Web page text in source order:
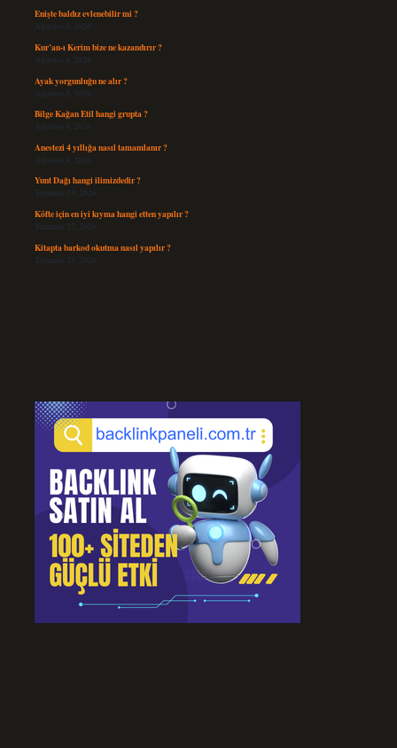
Enişte baldız evlenebilir mi ?
Ağustos 6, 2026
Kur’an-ı Kerim bize ne kazandırır ?
Ağustos 6, 2026
Ayak yorgunluğu ne alır ?
Ağustos 5, 2026
Bilge Kağan Etil hangi grupta ?
Ağustos 4, 2026
Anestezi 4 yıllığa nasıl tamamlanır ?
Ağustos 4, 2026
Yunt Dağı hangi ilimizdedir ?
Temmuz 29, 2026
Köfte için en iyi kıyma hangi etten yapılır ?
Temmuz 27, 2026
Kitapta barkod okutma nasıl yapılır ?
Temmuz 25, 2026